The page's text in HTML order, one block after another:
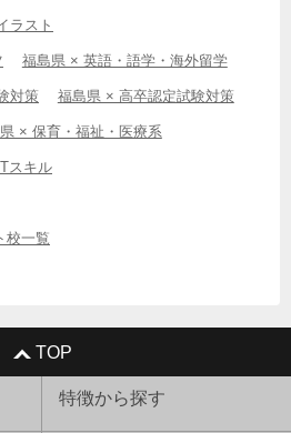
ラスト
福島県 × 英語・語学・海外留学
対策 福島県 × 高卒認定試験対策
× 保育・福祉・医療系
スキル
校一覧
TOP
特徴から探す